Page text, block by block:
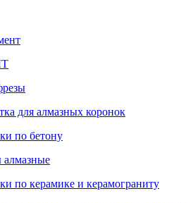
для алмазных коронок
по бетону
по керамике и керамограниту